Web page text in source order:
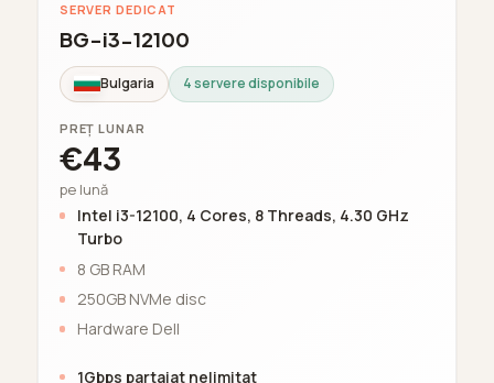
SERVER DEDICAT
BG-i3-12100
Bulgaria 4 servere disponibile
PREȚ LUNAR
€43
pe lună
Intel i3-12100, 4 Cores, 8 Threads, 4.30 GHz
Turbo
8 GB RAM
250GB NVMe disc
Hardware Dell
1Gbps partajat nelimitat